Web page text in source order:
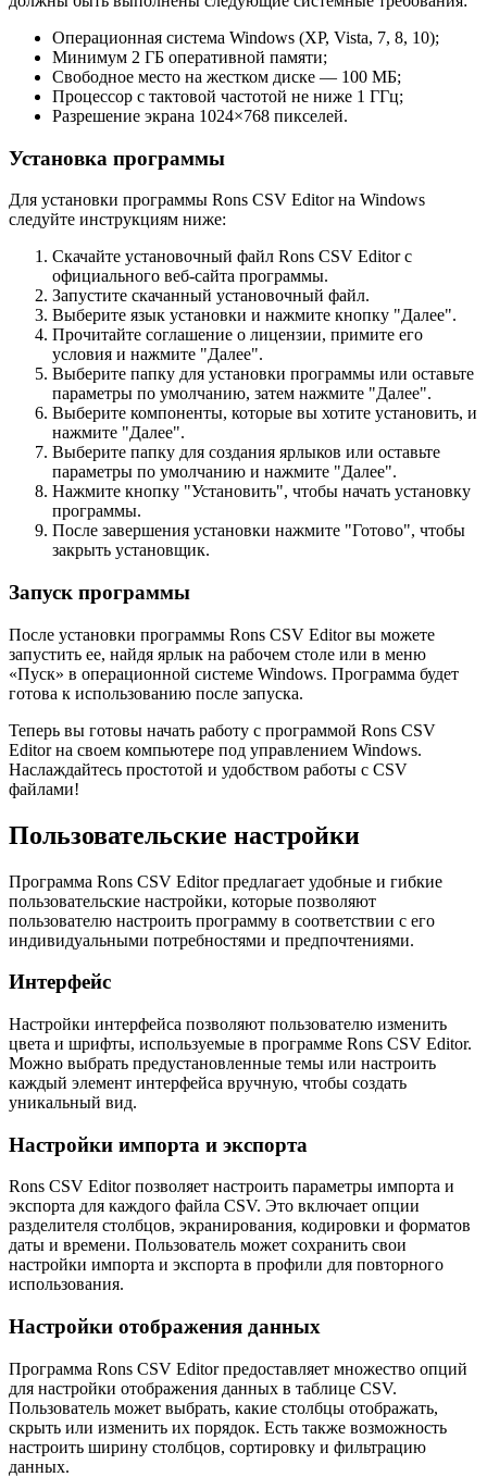
Операционная система Windows (XP, Vista, 7, 8, 10);
Минимум 2 ГБ оперативной памяти;
Свободное место на жестком диске — 100 МБ;
Процессор с тактовой частотой не ниже 1 ГГц;
Разрешение экрана 1024×768 пикселей.
Установка программы
Для установки программы Rons CSV Editor на Windows
следуйте инструкциям ниже:
Скачайте установочный файл Rons CSV Editor с
официального веб-сайта программы.
Запустите скачанный установочный файл.
Выберите язык установки и нажмите кнопку "Далее".
Прочитайте соглашение о лицензии, примите его
условия и нажмите "Далее".
Выберите папку для установки программы или оставьте
параметры по умолчанию, затем нажмите "Далее".
Выберите компоненты, которые вы хотите установить, и
нажмите "Далее".
Выберите папку для создания ярлыков или оставьте
параметры по умолчанию и нажмите "Далее".
Нажмите кнопку "Установить", чтобы начать установку
программы.
После завершения установки нажмите "Готово", чтобы
закрыть установщик.
Запуск программы
После установки программы Rons CSV Editor вы можете
запустить ее, найдя ярлык на рабочем столе или в меню
«Пуск» в операционной системе Windows. Программа будет
готова к использованию после запуска.
Теперь вы готовы начать работу с программой Rons CSV
Editor на своем компьютере под управлением Windows.
Наслаждайтесь простотой и удобством работы с CSV
файлами!
Пользовательские настройки
Программа Rons CSV Editor предлагает удобные и гибкие
пользовательские настройки, которые позволяют
пользователю настроить программу в соответствии с его
индивидуальными потребностями и предпочтениями.
Интерфейс
Настройки интерфейса позволяют пользователю изменить
цвета и шрифты, используемые в программе Rons CSV Editor.
Можно выбрать предустановленные темы или настроить
каждый элемент интерфейса вручную, чтобы создать
уникальный вид.
Настройки импорта и экспорта
Rons CSV Editor позволяет настроить параметры импорта и
экспорта для каждого файла CSV. Это включает опции
разделителя столбцов, экранирования, кодировки и форматов
даты и времени. Пользователь может сохранить свои
настройки импорта и экспорта в профили для повторного
использования.
Настройки отображения данных
Программа Rons CSV Editor предоставляет множество опций
для настройки отображения данных в таблице CSV.
Пользователь может выбрать, какие столбцы отображать,
скрыть или изменить их порядок. Есть также возможность
настроить ширину столбцов, сортировку и фильтрацию
данных.